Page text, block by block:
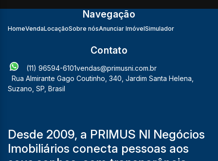
Navegação
HomeVendaLocaçãoSobre nósAnunciar ImóvelSimulador
Contato
(11) 96594-6101vendas@primusni.com.br
Rua Almirante Gago Coutinho 340 Jardim Santa Helena
Suzano SP Brasil
Desde 2009, a PRIMUS NI Negócios
Imobiliários conecta pessoas aos